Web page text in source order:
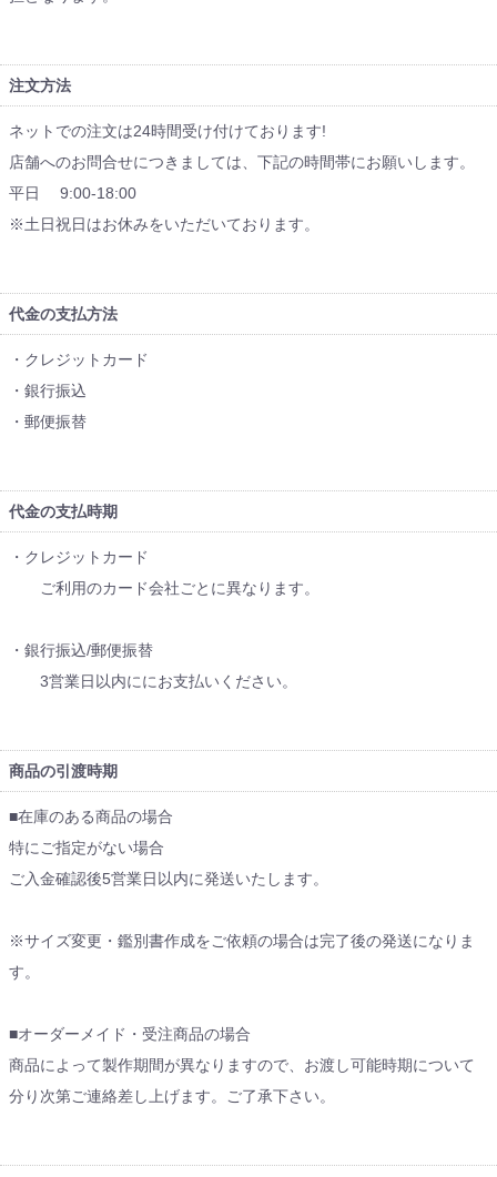
注文方法
ネットでの注文は24時間受け付けております!
店舗へのお問合せにつきましては、下記の時間帯にお願いします。
平日 9:00-18:00
※土日祝日はお休みをいただいております。
代金の支払方法
・クレジットカード
・銀行振込
・郵便振替
代金の支払時期
・クレジットカード
ご利用のカード会社ごとに異なります。
・銀行振込/郵便振替
3営業日以内ににお支払いください。
商品の引渡時期
■在庫のある商品の場合
特にご指定がない場合
ご入金確認後5営業日以内に発送いたします。
※サイズ変更・鑑別書作成をご依頼の場合は完了後の発送になりま
す。
■オーダーメイド・受注商品の場合
商品によって製作期間が異なりますので、お渡し可能時期について
分り次第ご連絡差し上げます。ご了承下さい。